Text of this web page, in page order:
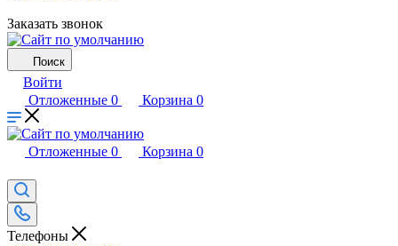
Заказать звонок
Поиск
Войти
Отложенные 0 Корзина 0
Отложенные 0 Корзина 0
Телефоны